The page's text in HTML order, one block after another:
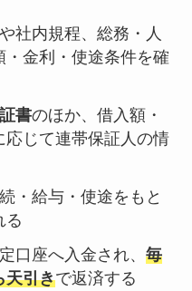
社内規程、総務・人
金利・使途条件を確
書のほか、借入額・
じて連帯保証人の情
・給与・使途をもと
る
口座へ入金され、 毎
天引きで返済する